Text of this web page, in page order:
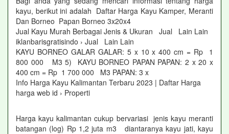
kayu, berikut ini adalah Daftar Harga Kayu Kamper, Meranti
Dan Borneo Papan Borneo 3x20x4
Jual Kayu Murah Berbagai Jenis & Ukuran Jual Lain Lain
iklanbarisgratisindo › Jual Lain Lain
KAYU BORNEO GALAR GALAR: 5 x 10 x 400 cm = Rp 1
800 000 M3 5) KAYU BORNEO PAPAN PAPAN: 2 x 20 x
400 cm = Rp 1 700 000 M3 PAPAN: 3 x
Info Harga Kayu Kalimantan Terbaru 2023 | Daftar Harga
harga web id › Properti
Harga kayu kalimantan cukup bervariasi jenis kayu meranti
batangan (log) Rp 1,2 juta m3 diantaranya kayu jati, kayu